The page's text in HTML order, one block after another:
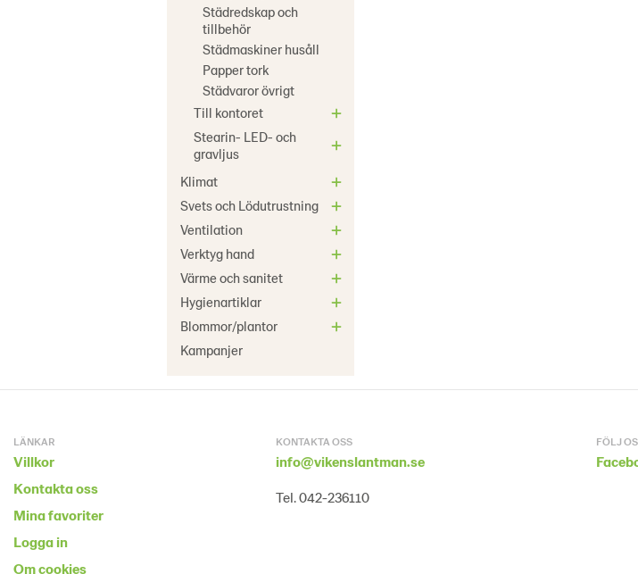
Städredskap och
tillbehör
Städmaskiner husåll
Papper tork
Städvaror övrigt
Till kontoret
Stearin- LED- och
gravljus
Klimat
Svets och Lödutrustning
Ventilation
Verktyg hand
Värme och sanitet
Hygienartiklar
Blommor/plantor
Kampanjer
LÄNKAR
Villkor
Kontakta oss
Mina favoriter
Logga in
Om cookies
KONTAKTA OSS
info@vikenslantman.se
Tel. 042-236110
FÖLJ